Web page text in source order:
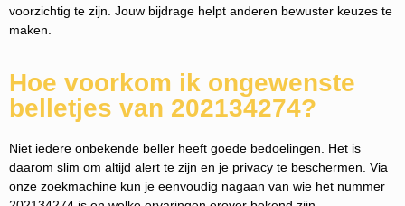
voorzichtig te zijn. Jouw bijdrage helpt anderen bewuster keuzes te
maken.
Hoe voorkom ik ongewenste
belletjes van 202134274?
Niet iedere onbekende beller heeft goede bedoelingen. Het is
daarom slim om altijd alert te zijn en je privacy te beschermen. Via
onze zoekmachine kun je eenvoudig nagaan van wie het nummer